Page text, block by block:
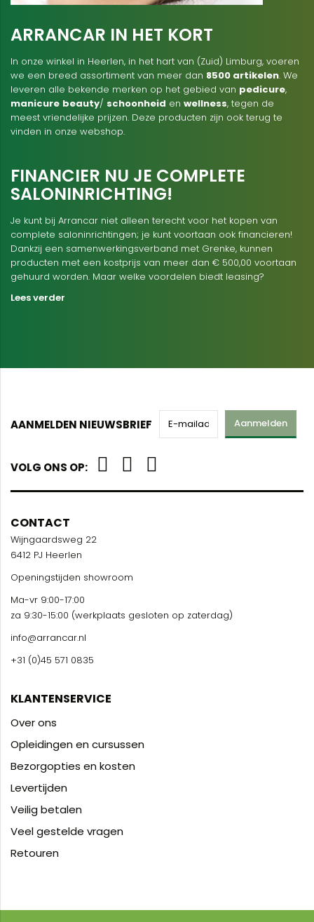
ARRANCAR IN HET KORT
In onze winkel in Heerlen, in het hart van (Zuid) Limburg, voeren
we een breed assortiment van meer dan 8500 artikelen. We
leveren alle bekende merken op het gebied van pedicure,
manicure beauty/ schoonheid en wellness, tegen de
meest vriendelijke prijzen. Deze producten zijn ook terug te
vinden in onze webshop.
FINANCIER NU JE COMPLETE
SALONINRICHTING!
Je kunt bij Arrancar niet alleen terecht voor het kopen van
complete saloninrichtingen; je kunt voortaan ook financieren!
Dankzij een samenwerkingsverband met Grenke, kunnen
producten met een kostprijs van meer dan € 500,00 voortaan
gehuurd worden. Maar welke voordelen biedt leasing?
Lees verder
AANMELDEN NIEUWSBRIEF Aanmelden
VOLG ONS OP:
CONTACT
Wijngaardsweg 22
6412 PJ Heerlen
Openingstijden showroom
Ma-vr 9:00-17:00
za 9:30-15:00 (werkplaats gesloten op zaterdag)
info@arrancar.nl
+31 (0)45 571 0835
KLANTENSERVICE
Over ons
Opleidingen en cursussen
Bezorgopties en kosten
Levertijden
Veilig betalen
Veel gestelde vragen
Retouren